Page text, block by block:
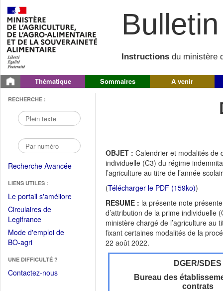
Instructions du ministère
Thématique Sommaires A venir
RECHERCHE :
Recherche Avancée
LIENS UTILES :
Le portail s'améliore(Fichier
Circulaires de
Legifrance(Ouvrir
dans
une
fenêtre)
Mode d'emploi de
BO-agri(Ouvrir
une
nouvelle
UNE DIFFICULTÉ ?
Contactez-nous
OBJET : Calendrier et modalités de
individuelle (C3) du régime
l’agriculture au titre de l’année
(Télécharger le PDF (159ko))
RESUME : la présente note
d’attribution de la prime individuelle
ministère chargé de l’agriculture au
fixant certaines modalités de la
22 août 2022.
DGER/SDES
Bureau des
contrats